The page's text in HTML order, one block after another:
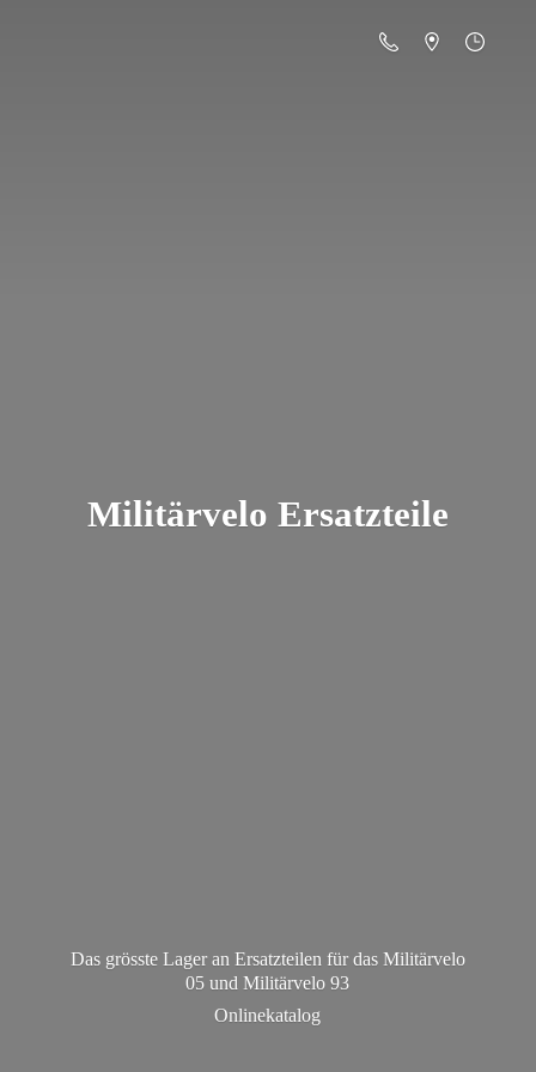
Militärvelo Ersatzteile
Das grösste Lager an Ersatzteilen für das Militärvelo
05 und Militärvelo 93
Onlinekatalog